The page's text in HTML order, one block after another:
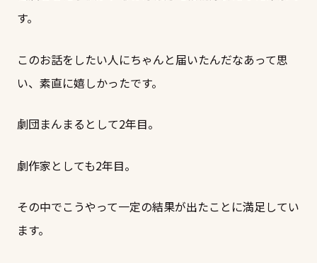
す。
このお話をしたい人にちゃんと届いたんだなあって思
い、素直に嬉しかったです。
劇団まんまるとして2年目。
劇作家としても2年目。
その中でこうやって一定の結果が出たことに満足してい
ます。